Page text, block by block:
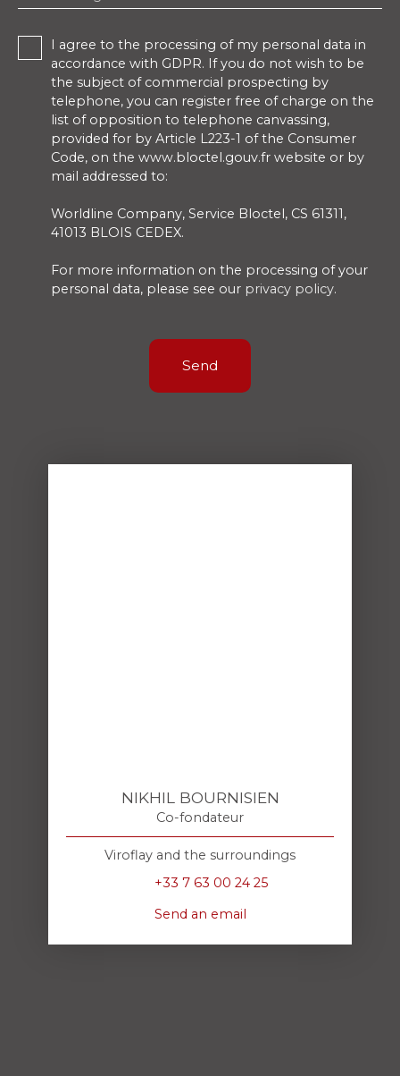
I agree to the processing of my personal data in
accordance with GDPR. If you do not wish to be
the subject of commercial prospecting by
telephone, you can register free of charge on the
list of opposition to telephone canvassing,
provided for by Article L223-1 of the Consumer
Code, on the www.bloctel.gouv.fr website or by
mail addressed to:
Worldline Company, Service Bloctel, CS 61311,
41013 BLOIS CEDEX.
For more information on the processing of your
personal data, please see our privacy policy.
Send
NIKHIL BOURNISIEN
Co-fondateur
Viroflay and the surroundings
+33 7 63 00 24 25
Send an email